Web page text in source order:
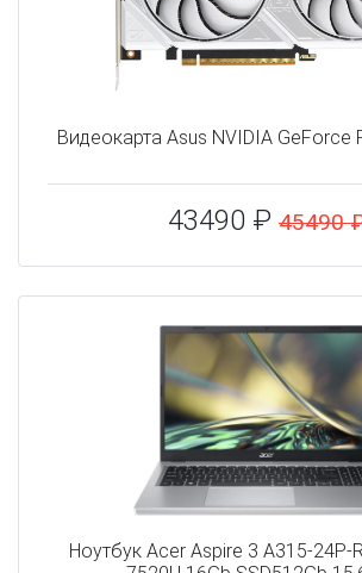
Видеокарта Asus NVIDIA GeForce
43490 ₽ 45490
Ноутбук Acer Aspire 3 A315-24P-